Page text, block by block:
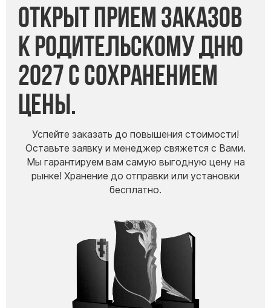
Открыт прием заказов
к Родительскому дню
2027 с сохранением
цены.
Успейте заказать до повышения стоимости!
Оставьте заявку и менеджер свяжется с Вами.
Мы гарантируем вам самую выгодную цену на
рынке! Хранение до отправки или установки
бесплатно.